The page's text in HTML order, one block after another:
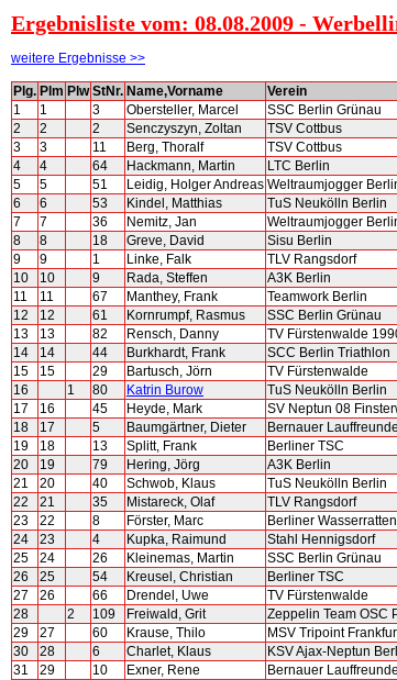
Ergebnisliste vom: 08.08.2009 -
weitere Ergebnisse >>
Plg. Plm Plw StNr. Name,Vorname Verein
1
1 3 Obersteller, Marcel SSC Berlin Grünau
2
2 2 Senczyszyn, Zoltan TSV Cottbus
3
3 11 Berg, Thoralf TSV Cottbus
4
4 64 Hackmann, Martin LTC Berlin
5
5 51 Leidig, Holger Andreas Weltraumjogger
6
6 53 Kindel, Matthias TuS Neukölln Berlin
7
7 36 Nemitz, Jan Weltraumjogger
8
8 18 Greve, David Sisu Berlin
9
9 1 Linke, Falk TLV Rangsdorf
10
10 9 Rada, Steffen A3K Berlin
11
11 67 Manthey, Frank Teamwork Berlin
12
12 61 Kornrumpf, Rasmus SSC Berlin Grünau
13
13 82 Rensch, Danny TV Fürstenwalde
14
14 44 Burkhardt, Frank SCC Berlin Triathlon
15
15 29 Bartusch, Jörn TV Fürstenwalde
16
1 80 Katrin Burow TuS Neukölln Berlin
17
16 45 Heyde, Mark SV Neptun 08
18
17 5 Baumgärtner, Dieter Bernauer Lauffreunde
19
18 13 Splitt, Frank Berliner TSC
20
19 79 Hering, Jörg A3K Berlin
21
20 40 Schwob, Klaus TuS Neukölln Berlin
22
21 35 Mistareck, Olaf TLV Rangsdorf
23
22 8 Förster, Marc Berliner Wasserratten
24
23 4 Kupka, Raimund Stahl Hennigsdorf
25
24 26 Kleinemas, Martin SSC Berlin Grünau
26
25 54 Kreusel, Christian Berliner TSC
27
26 66 Drendel, Uwe TV Fürstenwalde
28
2 109 Freiwald, Grit Zeppelin Team OSC
29
27 60 Krause, Thilo MSV Tripoint
30
28 6 Charlet, Klaus KSV Ajax-Neptun
31
29 10 Exner, Rene Bernauer Lauffreunde